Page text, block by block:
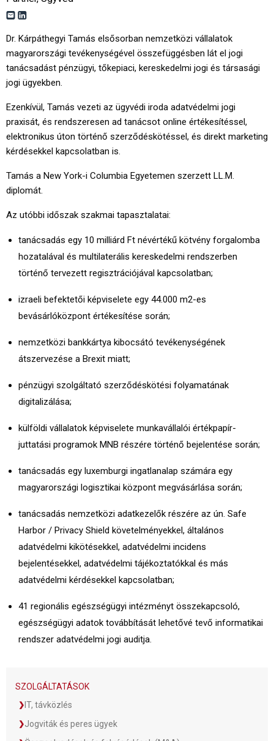
Dr. Kárpáthegyi Tamás elsősorban nemzetközi vállalatok
magyarországi tevékenységével összefüggésben lát el jogi
tanácsadást pénzügyi, tőkepiaci, kereskedelmi jogi és társasági
jogi ügyekben.
Ezenkívül, Tamás vezeti az ügyvédi iroda adatvédelmi jogi
praxisát, és rendszeresen ad tanácsot online értékesítéssel,
elektronikus úton történő szerződéskötéssel, és direkt marketing
kérdésekkel kapcsolatban is.​
Tamás a New York-i Columbia Egyetemen szerzett LL.M.
diplomát.​
Az utóbbi időszak szakmai tapasztalatai:
tanácsadás egy 10 milliárd Ft névértékű kötvény forgalomba
hozatalával és multilaterális kereskedelmi rendszerben
történő tervezett regisztrációjával kapcsolatban;
izraeli befektetői képviselete egy 44.000 m2-es
bevásárlóközpont értékesítése során;
nemzetközi bankkártya kibocsátó tevékenységének
átszervezése a Brexit miatt;
pénzügyi szolgáltató szerződéskötési folyamatának
digitalizálása;
külföldi vállalatok képviselete munkavállalói értékpapír-
juttatási programok MNB részére történő bejelentése során;
tanácsadás egy luxemburgi ingatlanalap számára egy
magyarországi logisztikai központ megvásárlása során;
tanácsadás nemzetközi adatkezelők részére az ún. Safe
Harbor / Privacy Shield követelményekkel, általános
adatvédelmi kikötésekkel, adatvédelmi incidens
bejelentésekkel, adatvédelmi tájékoztatókkal és más
adatvédelmi kérdésekkel kapcsolatban;
41 regionális egészségügyi intézményt összekapcsoló,
egészségügyi adatok továbbítását lehetővé tevő informatikai
rendszer adatvédelmi jogi auditja.
SZOLGÁLTATÁSOK
IT, távközlés
Jogviták és peres ügyek